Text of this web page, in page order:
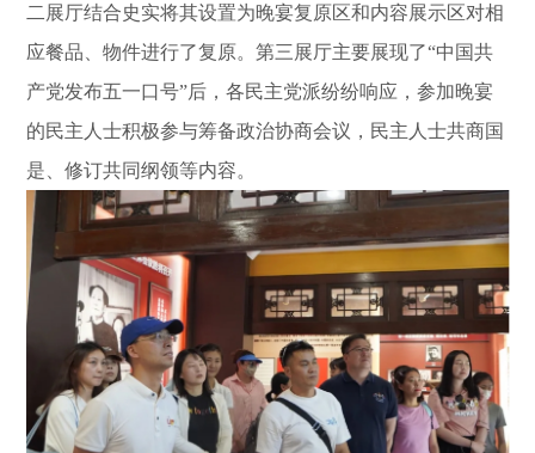
二展厅结合史实将其设置为晚宴复原区和内容展示区对相
应餐品、物件进行了复原。第三展厅主要展现了“中国共
产党发布五一口号”后，各民主党派纷纷响应，参加晚宴
的民主人士积极参与筹备政治协商会议，民主人士共商国
是、修订共同纲领等内容。